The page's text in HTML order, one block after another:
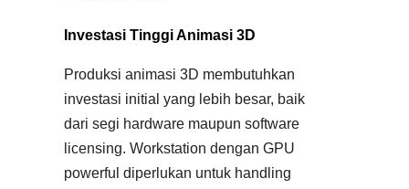
Investasi Tinggi Animasi 3D
Produksi animasi 3D membutuhkan
investasi initial yang lebih besar, baik
dari segi hardware maupun software
licensing. Workstation dengan GPU
powerful diperlukan untuk handling